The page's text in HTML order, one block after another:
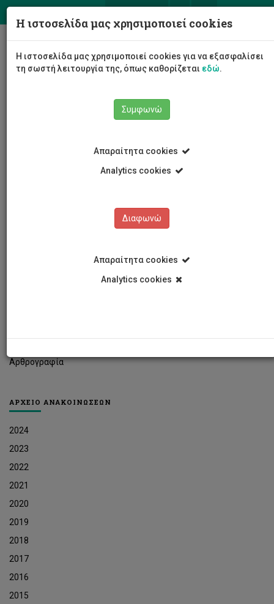
Αρθρογραφία
ΑΡΧΕΙΟ ΑΝΑΚΟΙΝΩΣΕΩΝ
2024
2023
2022
2021
2020
2019
2018
2017
2016
2015
Η ιστοσελίδα μας χρησιμοποιεί cookies
Η ιστοσελίδα μας χρησιμοποιεί cookies για να εξασφαλίσει
τη σωστή λειτουργία της, όπως καθορίζεται εδώ.
Συμφωνώ
Απαραίτητα cookies
Analytics cookies
Διαφωνώ
Απαραίτητα cookies
Analytics cookies